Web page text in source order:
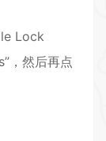
Lock
，然后再点